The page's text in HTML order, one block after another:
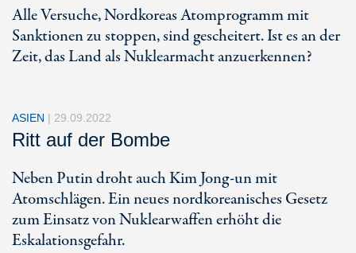
Alle Versuche, Nordkoreas Atomprogramm mit
Sanktionen zu stoppen, sind gescheitert. Ist es an der
Zeit, das Land als Nuklearmacht anzuerkennen?
ASIEN | 29.09.2022
Ritt auf der Bombe
Neben Putin droht auch Kim Jong-un mit
Atomschlägen. Ein neues nordkoreanisches Gesetz
zum Einsatz von Nuklearwaffen erhöht die
Eskalationsgefahr.